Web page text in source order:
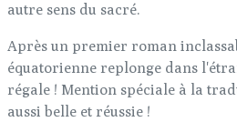
autre sens du sacré.
Après un premier roman
équatorienne replonge dans
régale ! Mention spéciale à la
aussi belle et réussie !